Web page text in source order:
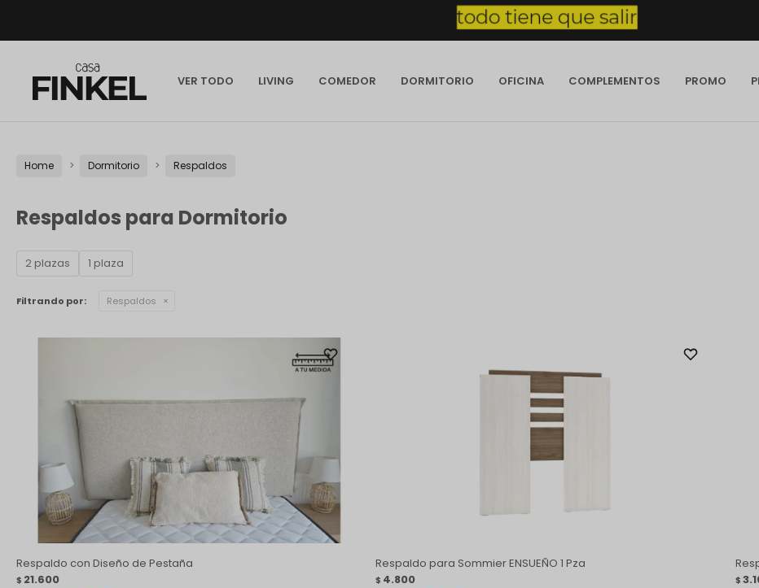
VER TODO LIVING COMEDOR DORMITORIO OFICINA COMPLEMENTOS PROMO
Home Dormitorio Respaldos
Respaldos para Dormitorio
2 plazas 1 plaza
Filtrando por: Respaldos
Respaldo con Diseño de Pestaña
$ 21.600
Respaldo para Sommier ENSUEÑO 1 Pza
$ 4.800 $